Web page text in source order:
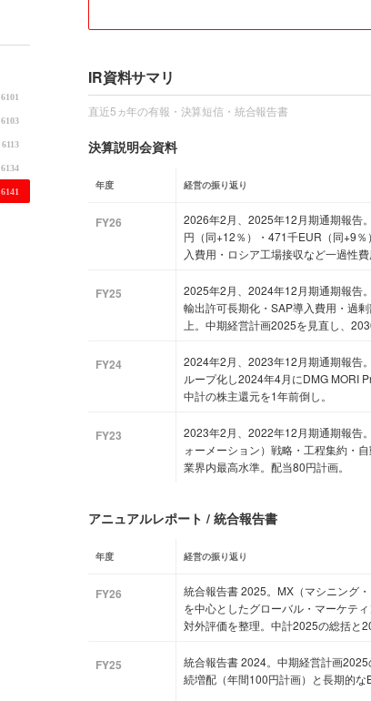
6101
6103
6113
6134
6141
IR資料サマリ
直近5ヵ年の有報・決算短信・統合報告書
決算説明会資料
年度 経営の振り返り
FY26
2026年2月、2025年12月期通期報告
円（同+12％）・471千EUR（同+9
入費用・ロシア工場接収など一過性
FY25
2025年2月、2024年12月期通期報告
輸出許可長期化・SAP導入費用・過
上。中期経営計画2025を見直し、
FY24
2024年2月、2023年12月期通期報告
ループ化し2024年4月にDMG MORI
中計の株主還元を1年前倒し。
FY23
2023年2月、2022年12月期通期報告
ォーメーション）戦略・工程集約・
業界内最高水準。配当80円計画。
アニュアルレポート / 統合報告書
年度 経営の振り返り
FY26
統合報告書 2025。MX（マシニング
を中心としたグローバル・マーケテ
対外評価を整理。中計2025の総括と
FY25
統合報告書 2024。中期経営計画
続増配（年間100円計画）と長期的な